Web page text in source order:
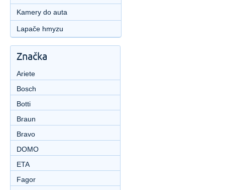
Kamery do auta
Lapače hmyzu
Značka
Ariete
Bosch
Botti
Braun
Bravo
DOMO
ETA
Fagor